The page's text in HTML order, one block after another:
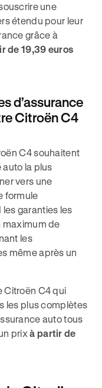
une
étendu pour leur
grâce à
de 19,39 euros
d’assurance
Citroën C4
C4 souhaitent
auto la plus
vers une
formule
garanties les
maximum de
les
même après un
Citroën C4 qui
les plus complètes
auto tous
prixà partir de